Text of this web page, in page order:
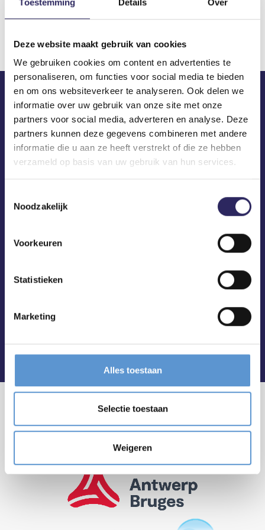
Deze website maakt gebruik van cookies
We gebruiken cookies om content en advertenties te
personaliseren, om functies voor social media te bieden
en om ons websiteverkeer te analyseren. Ook delen we
informatie over uw gebruik van onze site met onze
partners voor social media, adverteren en analyse. Deze
partners kunnen deze gegevens combineren met andere
informatie die u aan ze heeft verstrekt of die ze hebben
verzameld op basis van uw gebruik van hun services.
Noodzakelijk
Voorkeuren
Statistieken
Marketing
Alles toestaan
Selectie toestaan
Weigeren
Download
ECA in je mailbox?